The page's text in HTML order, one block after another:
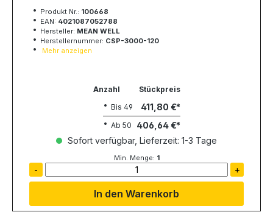
MEAN WELL
Produkt Nr.: 100668
EAN: 4021087052788
Hersteller: MEAN WELL
Herstellernummer: CSP-3000-120
Mehr anzeigen
Anzahl
Stückpreis
Bis 49 411,80 €
Ab 50
406,64 €
Sofort verfügbar, Lieferzeit: 1-3 Tage
Min. Menge: 1
- +
In den Warenkorb